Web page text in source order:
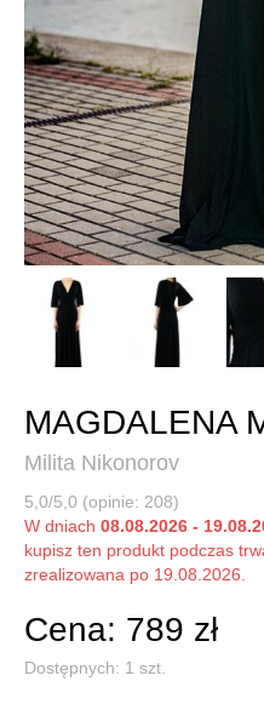
MAGDALENA
Milita Nikonorov
5,0/5,0 (opinie: 208)
W dniach 08.08.2026 -
kupisz ten produkt podczas
zrealizowana po 19.08.2026.
Cena: 789 zł
Dostępnych: 1 szt.